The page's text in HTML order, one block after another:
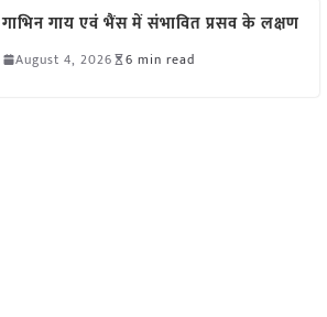
गाभिन गाय एवं भैंस में संभावित प्रसव के लक्षण
August 4, 2026 6 min read